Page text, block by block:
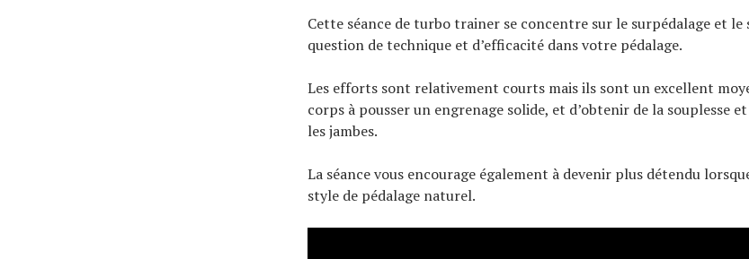
Cette séance de turbo trainer se concentre sur le surpédalage et le
question de technique et d’efficacité dans votre pédalage.
Les efforts sont relativement courts mais ils sont un excellent
corps à pousser un engrenage solide, et d’obtenir de la souplesse
les jambes.
La séance vous encourage également à devenir plus détendu
style de pédalage naturel.